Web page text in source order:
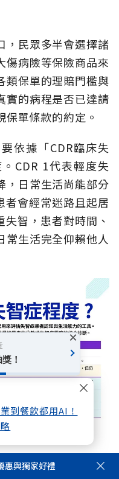
到餐飲都用AI！
，民眾多半會選擇諸
傷病險等保險商品來
類保單的理賠門檻與
實的病程是否已達請
單條款的約定。
依據「CDR臨床失
CDR 1代表輕度失
，日常生活尚能部分
者會經常迷路且起居
智，患者對時間、
常生活完全仰賴他人
（CDR 2或3）才啟動理
CDR 1）即早給付」，在
惠與獨家好禮
！
×